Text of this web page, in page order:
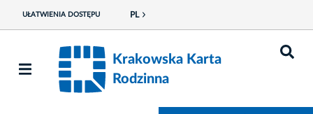
UŁATWIENIA DOSTĘPU PL
Krakowska Karta
Rodzinna